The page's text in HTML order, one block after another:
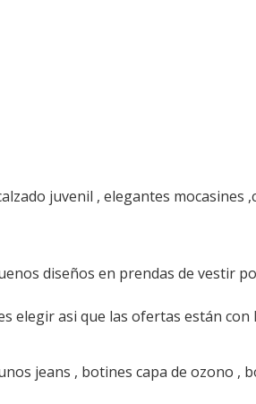
juvenil , elegantes mocasines
diseños en prendas de vestir
elegir asi que las ofertas están
jeans , botines capa de ozono ,